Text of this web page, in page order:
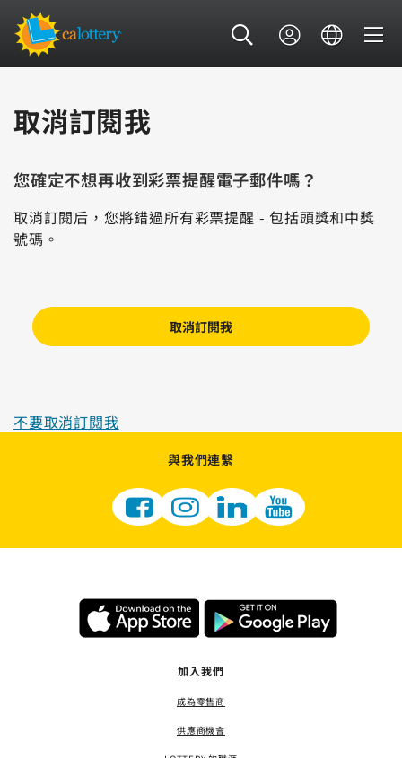
取消訂閱我
您確定不想再收到彩票提醒電子郵件嗎？
取消訂閱后，您將錯過所有彩票提醒 - 包括頭獎和中獎
號碼。
取消訂閱我
不要取消訂閱我
與我們連繫
加入我們
成為零售商
供應商機會